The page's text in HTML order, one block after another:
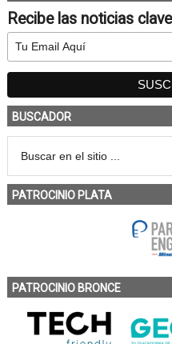
Recibe las noticias
BUSCADOR
PATROCINIO PLATA
PATROCINIO BRONCE